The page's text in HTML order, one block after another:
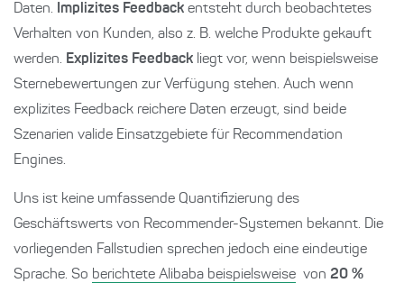
Daten.
Implizites Feedback entsteht durch beobachtetes
Verhalten von Kunden, also z. B. welche Produkte gekauft
werden. Explizites Feedback liegt vor, wenn beispielsweise
Sternebewertungen zur Verfügung stehen. Auch wenn
explizites Feedback reichere Daten erzeugt, sind beide
Szenarien valide Einsatzgebiete für Recommendation
Engines.
Uns ist keine umfassende Quantifizierung des
Geschäftswerts von Recommender-Systemen bekannt. Die
vorliegenden Fallstudien sprechen jedoch eine eindeutige
Sprache. So berichtete Alibaba beispielsweise von 20 %